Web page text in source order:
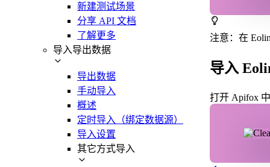
新建测试场景
分享 API 文档
了解更多
导入导出数据
导出数据
手动导入
概述
定时导入（绑定数据源）
导入设置
其它方式导入
注意：在
导入
打开 Apifox